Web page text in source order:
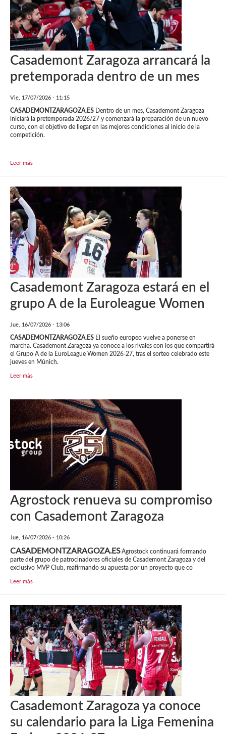
Casademont Zaragoza arrancará la
pretemporada dentro de un mes
Vie, 17/07/2026 - 11:15
CASADEMONTZARAGOZA.ES Dentro de un mes, Casademont Zaragoza
iniciará la pretemporada 2026/27 y comenzará la preparación de un nuevo
curso, con el objetivo de llegar en las mejores condiciones al inicio de la
competición.
Leer más
Casademont Zaragoza estará en el
grupo A de la Euroleague Women
Jue, 16/07/2026 - 13:06
CASADEMONTZARAGOZA.ES El sueño europeo vuelve a ponerse en
marcha. Casademont Zaragoza ya conoce a los rivales con los que compartirá
el Grupo A de la EuroLeague Women 2026-27, tras el sorteo celebrado este
jueves en Múnich.
Leer más
Agrostock renueva su compromiso
con Casademont Zaragoza
Jue, 16/07/2026 - 10:26
CASADEMONTZARAGOZA.ESAgrostock continuará formando
parte del grupo de patrocinadores oficiales de Casademont Zaragoza y del
exclusivo MVP Club, reafirmando su apuesta por un proyecto que co
Leer más
Casademont Zaragoza ya conoce
su calendario para la Liga Femenina